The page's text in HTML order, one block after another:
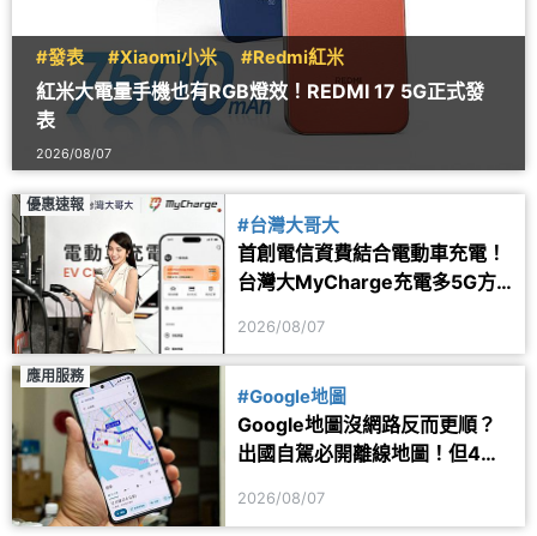
#發表 #Xiaomi小米 #Redmi紅米
紅米大電量手機也有RGB燈效！REDMI 17 5G正式發
表
2026/08/07
優惠速報
#台灣大哥大
首創電信資費結合電動車充電！
台灣大MyCharge充電多5G方
2026/08/07
應用服務
#Google地圖
Google地圖沒網路反而更順？
出國自駕必開離線地圖！但4項
2026/08/07